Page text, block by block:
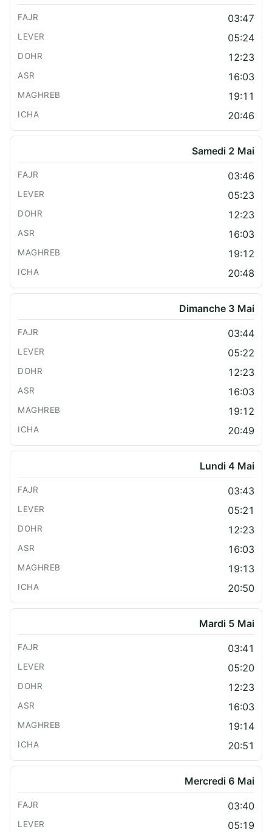
03:47
05:24
12:23
16:03
19:11
20:46
Samedi 2 Mai
03:46
05:23
12:23
16:03
19:12
20:48
Dimanche 3 Mai
03:44
05:22
12:23
16:03
19:12
20:49
Lundi 4 Mai
03:43
05:21
12:23
16:03
19:13
20:50
Mardi 5 Mai
03:41
05:20
12:23
16:03
19:14
20:51
Mercredi 6 Mai
03:40
05:19